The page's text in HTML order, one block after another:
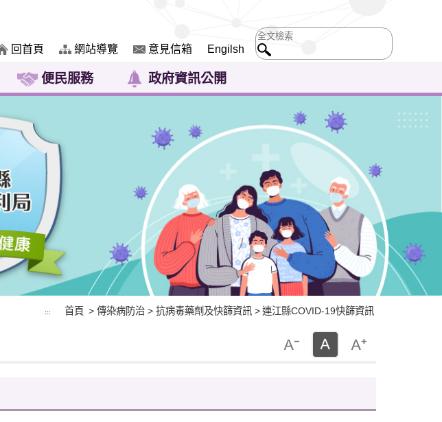
回首頁 網站導覽 意見信箱 Engilsh
便民服務 政府資訊公開
::: 首頁 > 傳染病防治 > 抗病毒藥劑及快篩資訊 > 連江縣COVID-19快篩資訊